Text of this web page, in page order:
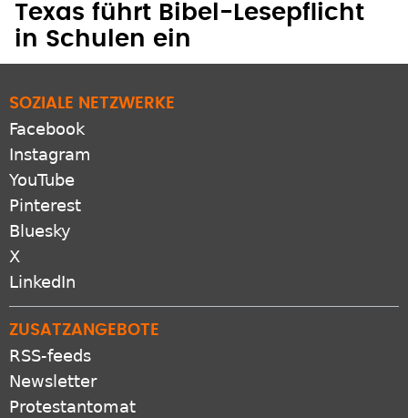
Texas führt Bibel-Lesepflicht
in Schulen ein
SOZIALE NETZWERKE
Facebook
Instagram
YouTube
Pinterest
Bluesky
X
LinkedIn
ZUSATZANGEBOTE
RSS-feeds
Newsletter
Protestantomat